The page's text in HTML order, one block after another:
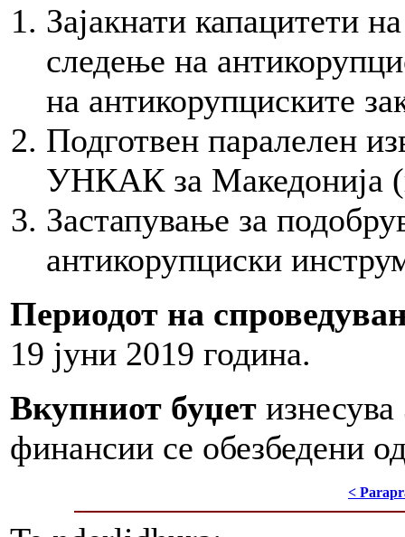
Зајакнати капацитети
следење на
на антикорупциските
Подготвен паралелен
УНКАК за Македонија
Застапување за
антикорупциски
Периодот на
19 јуни 2019 година.
Вкупниот буџет
финансии се обезбедени
<